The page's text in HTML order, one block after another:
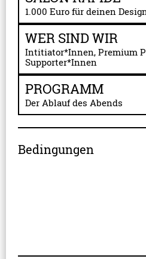
1.000 Euro für deinen
WER SIND WIR
Intitiator*Innen, Premium
Supporter*Innen
PROGRAMM
Der Ablauf des Abends
Bedingungen